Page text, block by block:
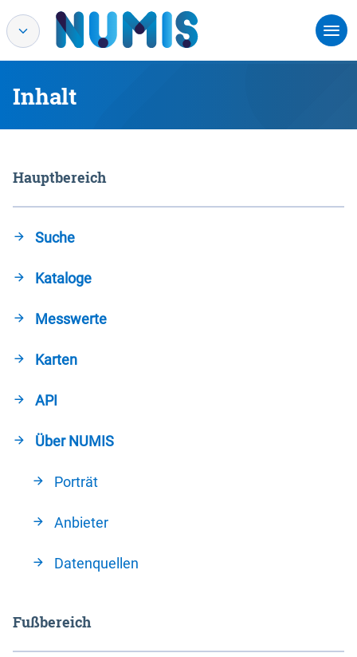
Inhalt
Hauptbereich
Suche
Kataloge
Messwerte
Karten
API
Über NUMIS
Porträt
Anbieter
Datenquellen
Fußbereich